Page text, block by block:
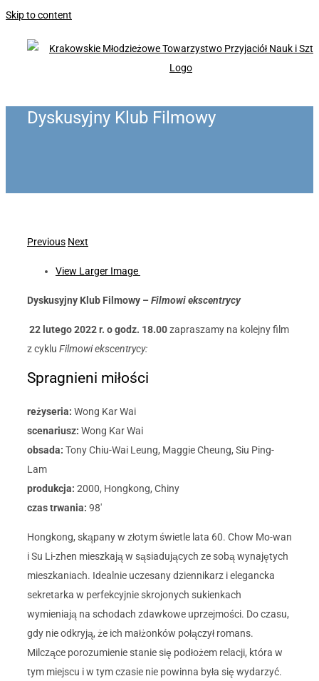
Skip to content
Dyskusyjny Klub Filmowy
Previous Next
View Larger Image
Dyskusyjny Klub Filmowy – Filmowi ekscentrycy
22 lutego 2022 r. o godz. 18.00zapraszamy na kolejny film
z cyklu Filmowi ekscentrycy:
Spragnieni miłości
reżyseria: Wong Kar Wai
scenariusz: Wong Kar Wai
obsada: Tony Chiu-Wai Leung, Maggie Cheung, Siu Ping-
Lam
produkcja: 2000, Hongkong, Chiny
czas trwania: 98′
Hongkong, skąpany w złotym świetle lata 60. Chow Mo-wan
i Su Li-zhen mieszkają w sąsiadujących ze sobą wynajętych
mieszkaniach. Idealnie uczesany dziennikarz i elegancka
sekretarka w perfekcyjnie skrojonych sukienkach
wymieniają na schodach zdawkowe uprzejmości. Do czasu,
gdy nie odkryją, że ich małżonków połączył romans.
Milczące porozumienie stanie się podłożem relacji, która w
tym miejscu i w tym czasie nie powinna była się wydarzyć.